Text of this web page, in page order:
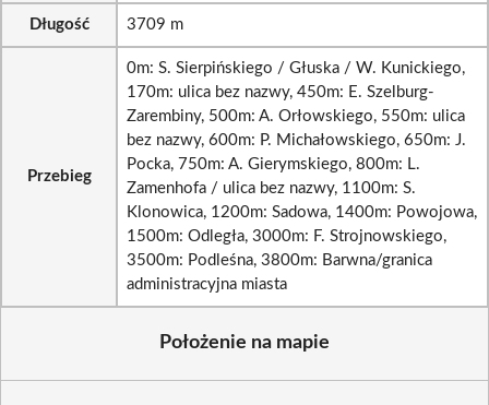
Długość 3709 m
Przebieg
0m: S. Sierpińskiego / Głuska / W. Kunickiego,
170m: ulica bez nazwy, 450m: E. Szelburg-
Zarembiny, 500m: A. Orłowskiego, 550m: ulica
bez nazwy, 600m: P. Michałowskiego, 650m: J.
Pocka, 750m: A. Gierymskiego, 800m: L.
Zamenhofa / ulica bez nazwy, 1100m: S.
Klonowica, 1200m: Sadowa, 1400m: Powojowa,
1500m: Odległa, 3000m: F. Strojnowskiego,
3500m: Podleśna, 3800m: Barwna/granica
administracyjna miasta
Położenie na mapie